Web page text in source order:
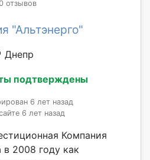
отзывов
"Альтэнерго"
Днепр
подтверждены
6 лет назад
6 лет назад
Компания
в 2008 году как